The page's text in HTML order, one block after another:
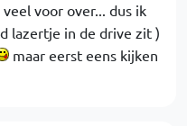
voor over... dus ik
lazertje in de drive zit )
maar eerst eens kijken